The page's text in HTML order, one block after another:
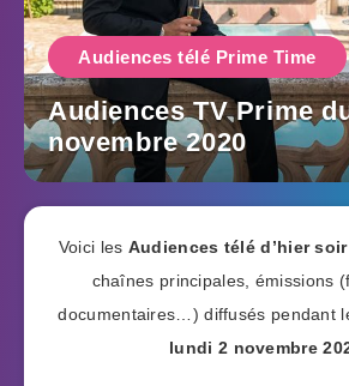
Audiences télé Prime Time
Audiences TV Prime
novembre 2020
Voici les Audiences télé d’hier soir
chaînes principales, émissions
documentaires…) diffusés pendant
lundi 2 novembre